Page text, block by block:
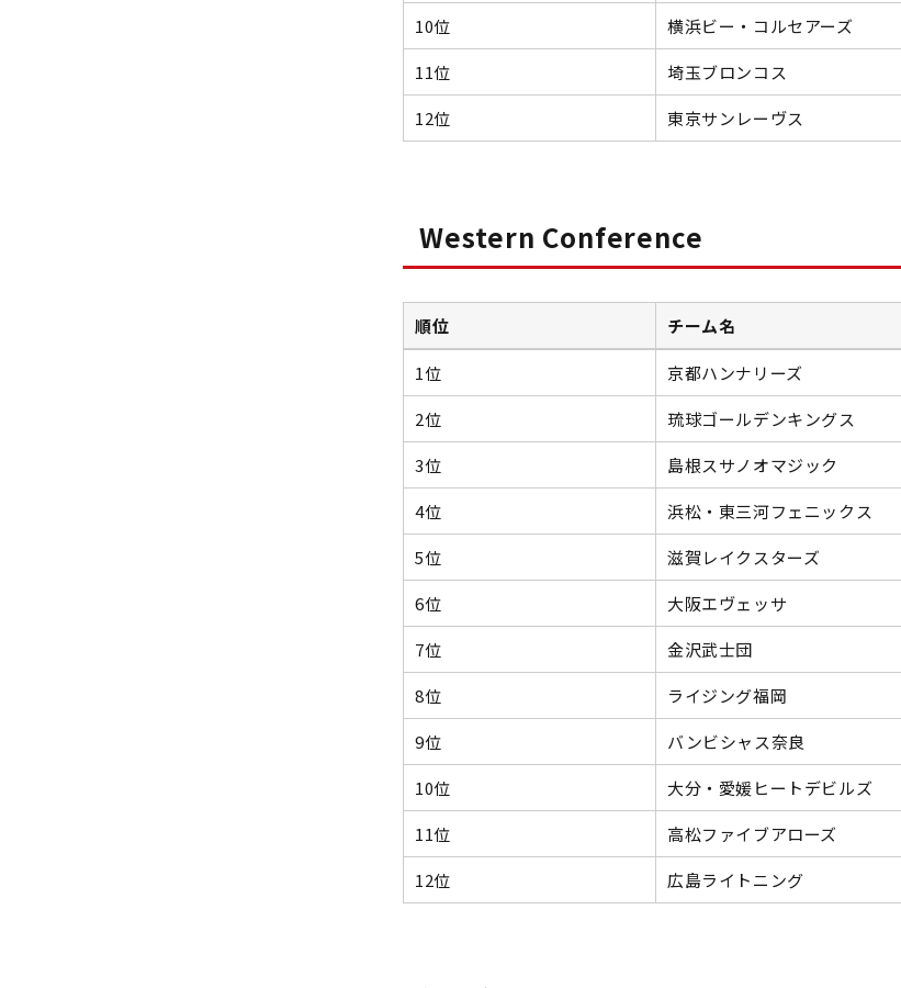
10位
横浜ビー・コルセアーズ
11位
埼玉ブロンコス
12位
東京サンレーヴス
Western Conference
順位 チーム名
1位 京都ハンナリーズ
2位
琉球ゴールデンキングス
3位
島根スサノオマジック
4位
浜松・東三河フェニックス
5位
滋賀レイクスターズ
6位
大阪エヴェッサ
7位
金沢武士団
8位
ライジング福岡
9位
バンビシャス奈良
10位
大分・愛媛ヒートデビルズ
11位
高松ファイブアローズ
12位
広島ライトニング